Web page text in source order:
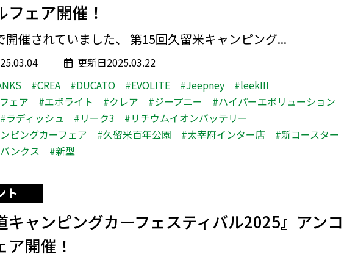
フェア開催！
開催されていました、 第15回久留米キャンピング...
更新日2025.03.22
#CREA #DUCATO #EVOLITE #Jeepney
#leekIII
ェア
#エボライト #クレア #ジープニー
#ハイパーエボリューション
#ラディッシュ #リーク3
#リチウムイオンバッテリー
ピングカーフェア
#久留米百年公園 #太宰府インター店
#新コースター
ンクス
#新型
ト
キャンピングカーフェスティバル2025』アンコ
ア開催！